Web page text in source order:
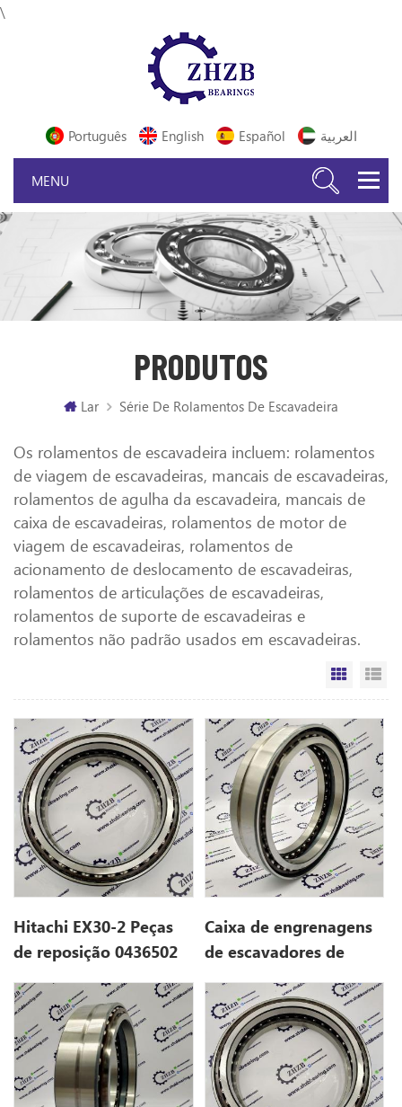
\
Português English Español العربية
PRODUTOS
Lar Série De Rolamentos De Escavadeira
Os rolamentos de escavadeira incluem: rolamentos
de viagem de escavadeiras, mancais de escavadeiras,
rolamentos de agulha da escavadeira, mancais de
caixa de escavadeiras, rolamentos de motor de
viagem de escavadeiras, rolamentos de
acionamento de deslocamento de escavadeiras,
rolamentos de articulações de escavadeiras,
rolamentos de suporte de escavadeiras e
rolamentos não padrão usados ​​em escavadeiras.
Vista
Hitachi EX30-2 Peças
de reposição 0436502
Caixa de engrenagens
de escavadores de
0397802 para ex55ur-3